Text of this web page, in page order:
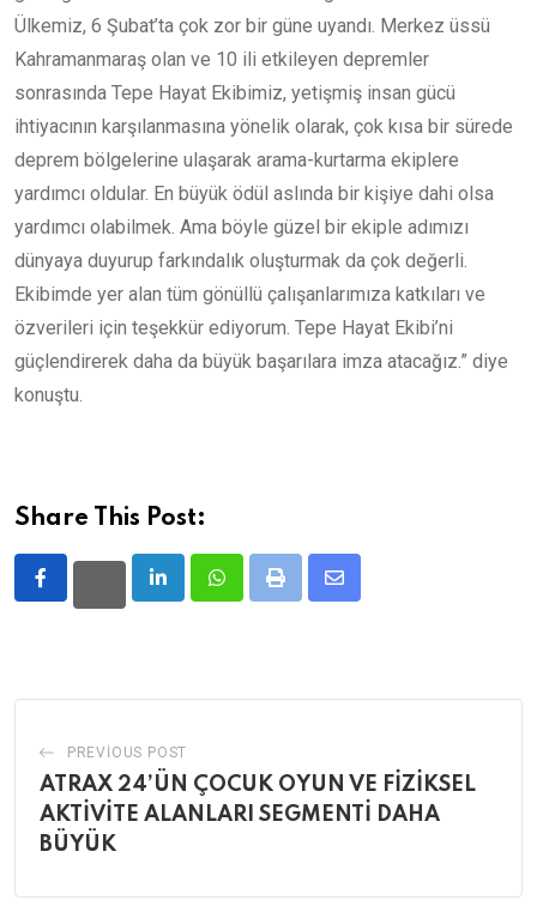
Ülkemiz, 6 Şubat’ta çok zor bir güne uyandı. Merkez üssü
Kahramanmaraş olan ve 10 ili etkileyen depremler
sonrasında Tepe Hayat Ekibimiz, yetişmiş insan gücü
ihtiyacının karşılanmasına yönelik olarak, çok kısa bir sürede
deprem bölgelerine ulaşarak arama-kurtarma ekiplere
yardımcı oldular. En büyük ödül aslında bir kişiye dahi olsa
yardımcı olabilmek. Ama böyle güzel bir ekiple adımızı
dünyaya duyurup farkındalık oluşturmak da çok değerli.
Ekibimde yer alan tüm gönüllü çalışanlarımıza katkıları ve
özverileri için teşekkür ediyorum. Tepe Hayat Ekibi’ni
güçlendirerek daha da büyük başarılara imza atacağız.” diye
konuştu.
Share This Post:
LinkedInWhatsappPrint
Share
PREVIOUS POST
ATRAX 24’ÜN ÇOCUK OYUN VE FİZİKSEL
AKTİVİTE ALANLARI SEGMENTİ DAHA
BÜYÜK